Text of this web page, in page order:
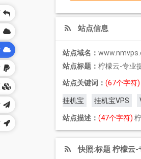
站点信息
站点域名：
站点标题： 柠檬云-专业
站点关键词： (67个字符)
挂机宝 挂机宝VPS
站点描述： (47个字符)
快照:标题 柠檬云-